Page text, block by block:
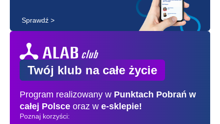
Sprawdź >
Twój klub na całe życie
Program realizowany w Punktach Pobrań w
całej Polsce oraz w e-sklepie!
Poznaj korzyści: